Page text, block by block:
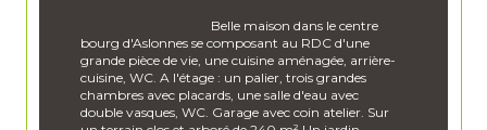
bourg d'Aslonnes se composant au RDC d'une
grande pièce de vie, une cuisine aménagée, arrière-
cuisine, WC. A l'étage : un palier, trois grandes
chambres avec placards, une salle d'eau avec
double vasques, WC. Garage avec coin atelier. Sur